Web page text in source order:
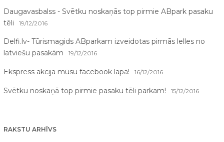
Daugavasbalss - Svētku noskaņās top pirmie ABpark pasaku
tēli
19/12/2016
Delfi.lv- Tūrismagids ABparkam izveidotas pirmās lelles no
latviešu pasakām
19/12/2016
Ekspress akcija mūsu facebook lapā! 16/12/2016
Svētku noskaņā top pirmie pasaku tēli parkam! 15/12/2016
RAKSTU ARHĪVS